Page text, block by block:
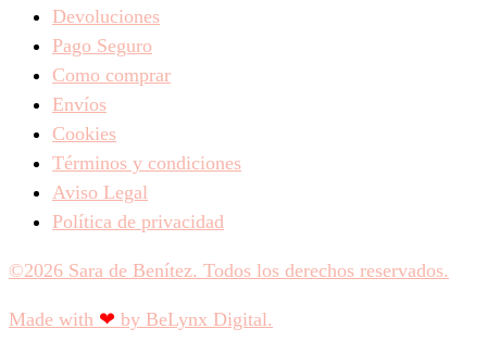
Devoluciones
Pago Seguro
Como comprar
Envíos
Cookies
Términos y condiciones
Aviso Legal
Política de privacidad
©2026 Sara de Benítez. Todos los derechos reservados.
Made with ❤ by BeLynx Digital.​​